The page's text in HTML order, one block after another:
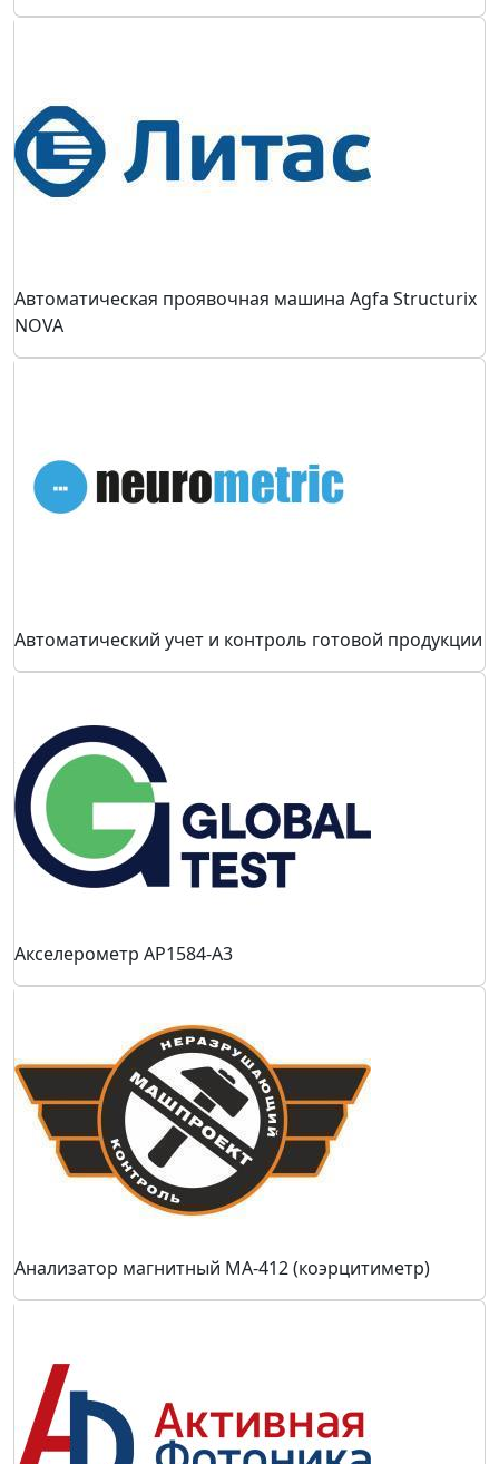
Автоматическая проявочная машина Agfa Structurix
NOVA
Автоматический учет и контроль готовой продукции
Акселерометр AP1584-A3
Анализатор магнитный МА-412 (коэрцитиметр)